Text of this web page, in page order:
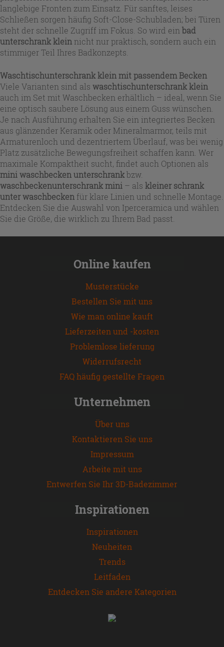
langlebige Fronten zum Einsatz. Für sanftes, leises
Schließen sorgen häufig Soft-Close-Schubladen; bei Türen
steht der schnelle Zugriff im Fokus. So wird ein bad
unterschrank kleinnicht nur praktisch, sondern auch ein
stimmiger Teil Ihres Badkonzepts.
Waschtischunterschrank klein mit passendem Becken
Viele Varianten sind als waschtischunterschrank klein
auch im Set mit Waschbecken erhältlich – ideal, wenn Sie
eine optisch saubere Lösung aus einem Guss wünschen.
Je nach Ausführung erhalten Sie ein integriertes Becken
aus glänzender Keramik oder Mineralmarmor, teils mit
Armaturenloch und dezentriertem Überlauf, was bei wenig
Platz zusätzliche Bewegungsfreiheit schaffen kann. Wer
maximale Kompaktheit sucht, findet auch Optionen als
mini waschbecken unterschrankbzw.
waschbeckenunterschrank mini – als kleiner schrank
unter waschbecken für klare Linien und schnelle Montage.
Entdecken Sie die Auswahl von Iperceramica und wählen
Sie die Größe, die wirklich zu Ihrem Bad passt.
Online kaufen
Musterstücke
Bestellen Sie mit uns
Wie man online kauft
Lieferzeiten und -kosten
Problemlose lieferung
Widerrufsrecht
FAQ häufig gestellte Fragen
Unternehmen
Über uns
Kontaktieren Sie uns
Impressum
Arbeite mit uns
Entwerfen Sie Ihr 3D-Badezimmer
Inspirationen
Inspirationen
Neuheiten
Trends
Leitfaden
Entdecken Sie andere Kategorien